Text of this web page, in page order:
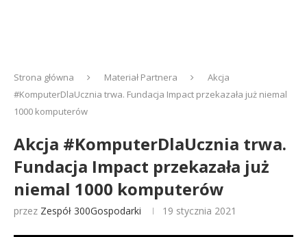
Strona główna Materiał Partnera
Akcja
#KomputerDlaUcznia trwa. Fundacja Impact przekazała już niemal
1000 komputerów
Akcja #KomputerDlaUcznia trwa.
Fundacja Impact przekazała już
niemal 1000 komputerów
przez Zespół 300Gospodarki 19 stycznia 2021